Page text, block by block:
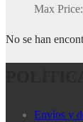
Max Price:
No se han
Envíos y